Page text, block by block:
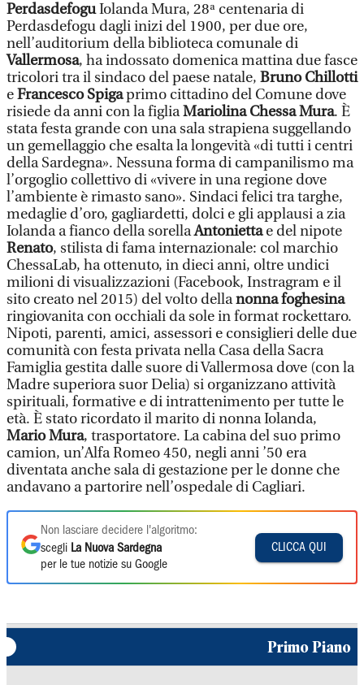
PerdasdefoguIolanda Mura, 28ª centenaria di
Perdasdefogu dagli inizi del 1900, per due ore,
nell’auditorium della biblioteca comunale di
Vallermosa, ha indossato domenica mattina due fasce
tricolori tra il sindaco del paese natale, Bruno Chillotti
eFrancesco Spigaprimo cittadino del Comune dove
risiede da anni con la figliaMariolina Chessa Mura. È
stata festa grande con una sala strapiena suggellando
un gemellaggio che esalta la longevità «di tutti i centri
della Sardegna». Nessuna forma di campanilismo ma
l’orgoglio collettivo di «vivere in una regione dove
l’ambiente è rimasto sano». Sindaci felici tra targhe,
medaglie d’oro, gagliardetti, dolci e gli applausi a zia
Iolanda a fianco della sorellaAntoniettae del nipote
Renato, stilista di fama internazionale: col marchio
ChessaLab, ha ottenuto, in dieci anni, oltre undici
milioni di visualizzazioni (Facebook, Instragram e il
sito creato nel 2015) del volto dellanonna foghesina
ringiovanita con occhiali da sole in format rockettaro.
Nipoti, parenti, amici, assessori e consiglieri delle due
comunità con festa privata nella Casa della Sacra
Famiglia gestita dalle suore di Vallermosa dove (con la
Madre superiora suor Delia) si organizzano attività
spirituali, formative e di intrattenimento per tutte le
età. È stato ricordato il marito di nonna Iolanda,
Mario Mura, trasportatore. La cabina del suo primo
camion, un’Alfa Romeo 450, negli anni ’50 era
diventata anche sala di gestazione per le donne che
andavano a partorire nell’ospedale di Cagliari.
Non lasciare decidere l'algoritmo:
scegli La Nuova Sardegna
per le tue notizie su Google
CLICCA QUI
Primo Piano